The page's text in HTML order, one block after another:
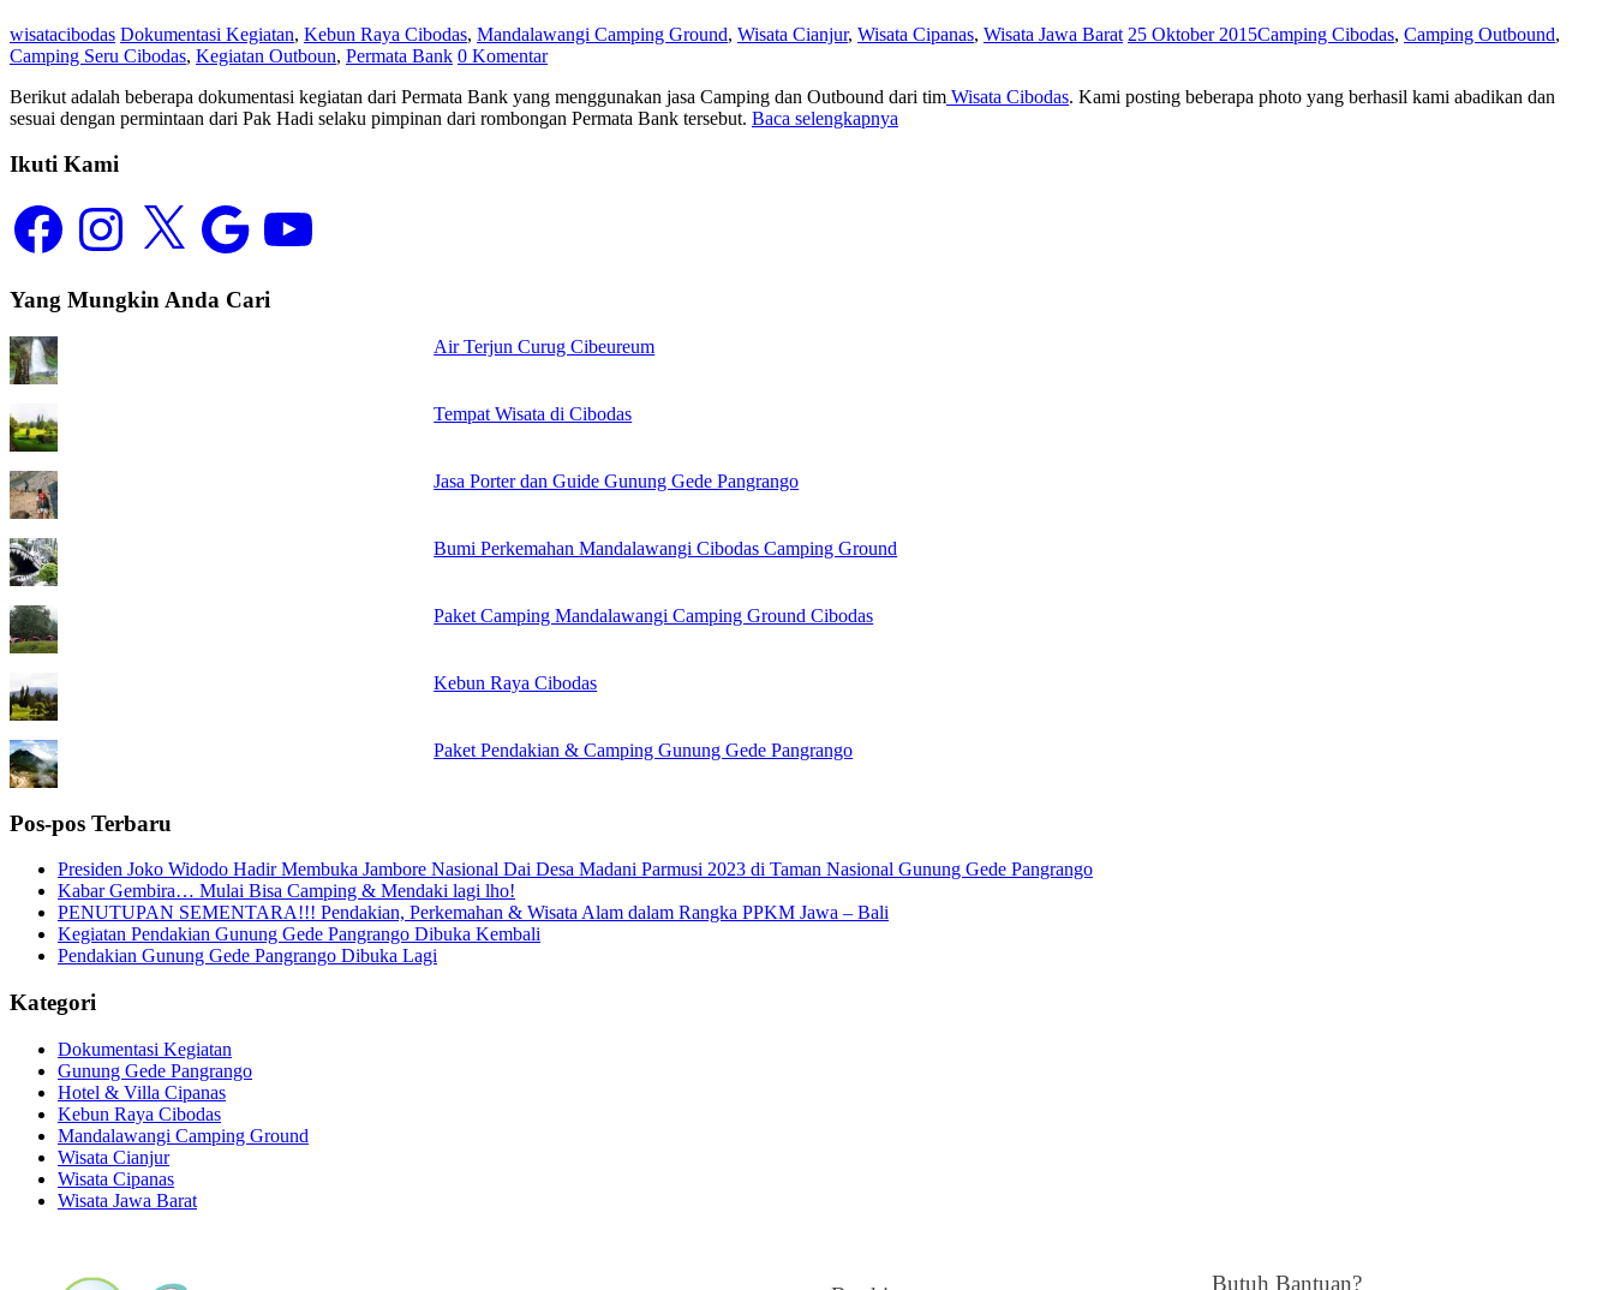
wisatacibodas Dokumentasi Kegiatan, Kebun Raya Cibodas, Mandalawangi Camping Ground, Wisata Cianjur, Wisata Cipanas, Wisata Jawa Barat 25 Oktober 2015Camping Cibodas, Camping Outbound,
Camping Seru Cibodas, Kegiatan Outboun, Permata Bank 0 Komentar
Berikut adalah beberapa dokumentasi kegiatan dari Permata Bank yang menggunakan jasa Camping dan Outbound dari tim Wisata Cibodas. Kami posting beberapa photo yang berhasil kami abadikan dan
sesuai dengan permintaan dari Pak Hadi selaku pimpinan dari rombongan Permata Bank tersebut. Baca selengkapnya
Ikuti Kami
Yang Mungkin Anda Cari
Air Terjun Curug Cibeureum
Tempat Wisata di Cibodas
Jasa Porter dan Guide Gunung Gede Pangrango
Bumi Perkemahan Mandalawangi Cibodas Camping Ground
Paket Camping Mandalawangi Camping Ground Cibodas
Kebun Raya Cibodas
Paket Pendakian & Camping Gunung Gede Pangrango
Pos-pos Terbaru
Presiden Joko Widodo Hadir Membuka Jambore Nasional Dai Desa Madani Parmusi 2023 di Taman Nasional Gunung Gede Pangrango
Kabar Gembira… Mulai Bisa Camping & Mendaki lagi lho!
PENUTUPAN SEMENTARA!!! Pendakian, Perkemahan & Wisata Alam dalam Rangka PPKM Jawa – Bali
Kegiatan Pendakian Gunung Gede Pangrango Dibuka Kembali
Pendakian Gunung Gede Pangrango Dibuka Lagi
Kategori
Dokumentasi Kegiatan
Gunung Gede Pangrango
Hotel & Villa Cipanas
Kebun Raya Cibodas
Mandalawangi Camping Ground
Wisata Cianjur
Wisata Cipanas
Wisata Jawa Barat
Butuh Bantuan?